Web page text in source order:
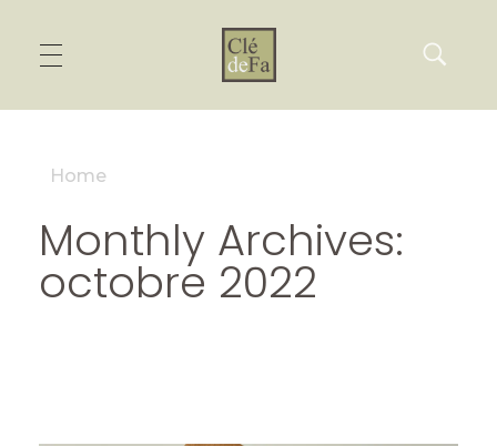
Home
Monthly Archives:
octobre 2022